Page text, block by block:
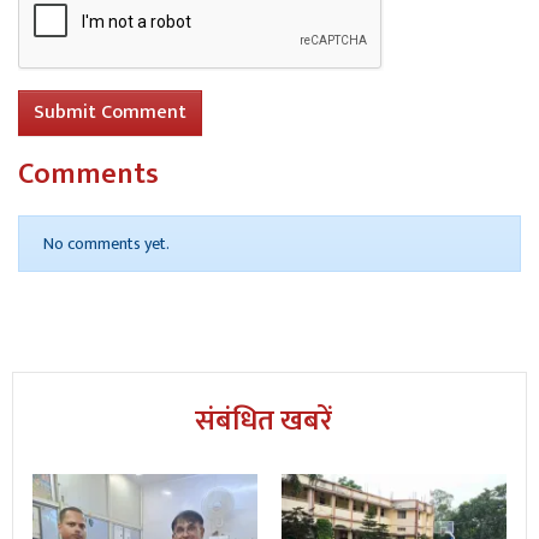
Submit Comment
Comments
No comments yet.
संबंधित खबरें